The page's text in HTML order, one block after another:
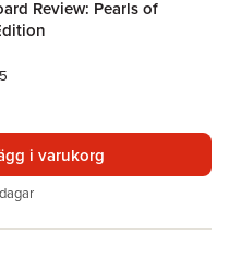
Review: Pearls of
i varukorg